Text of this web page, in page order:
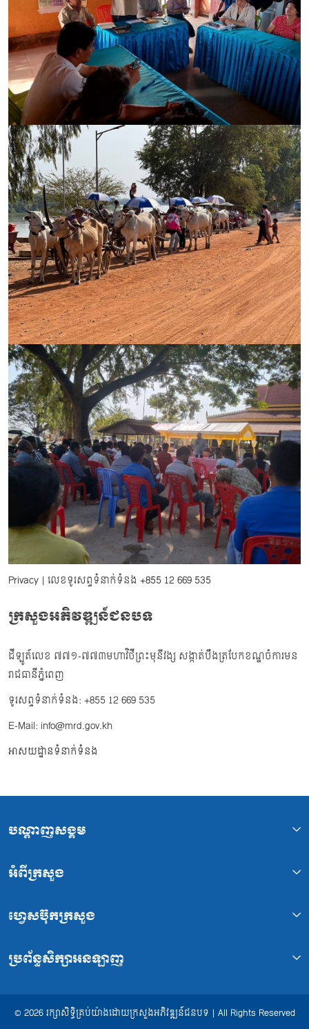
Privacy | លេខទូរសព្ទទំនាក់ទំនង +855 12 669 535
ក្រសួងអភិវឌ្ឍន៍ជនបទ
ដីឡូត៍លេខ ៧៧១-៧៧៣មហាវិថីព្រះមុនីវង្ស សង្កាត់បឹងត្របែកខណ្ឌចំការមន
រាជធានីភ្នំពេញ
ទូរសព្ទទំនាក់ទំនង: +855 12 669 535
E-Mail: info@mrd.gov.kh
អាសយដ្ឋានទំនាក់ទំនង
បណ្ដាញសង្គម
អំពីក្រសួង
ហ្វេសប៊ុកក្រសួង
ប្រព័ន្ធសិក្សាអនឡាញ
© 2026 រក្សាសិទ្ធិគ្រប់យ៉ាងដោយក្រសួងអភិវឌ្ឍន៍ជនបទ | All Rights Reserved